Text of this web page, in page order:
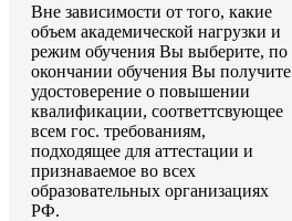
Вне зависимости от того, какие
объем академической нагрузки и
режим обучения Вы выберите, по
окончании обучения Вы получите
удостоверение о повышении
квалификации, соответтсвующее
всем гос. требованиям,
подходящее для аттестации и
признаваемое во всех
образовательных организациях
РФ.